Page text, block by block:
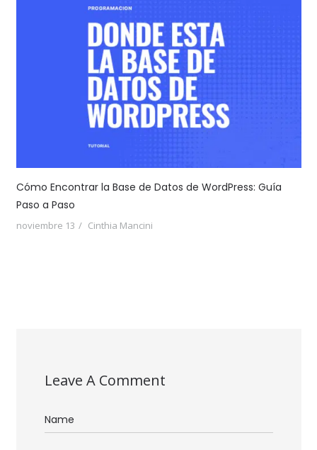
Cómo Encontrar la Base de Datos de WordPress: Guía
Paso a Paso
noviembre 13 Cinthia Mancini
Leave A Comment